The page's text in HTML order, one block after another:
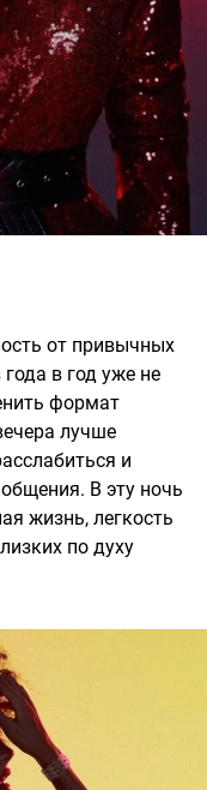
от привычных
в год уже не
формат
лучше
и
В эту ночь
жизнь, легкость
по духу